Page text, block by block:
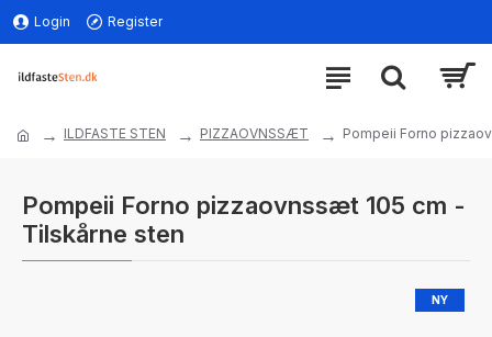
Login Register
ILDFASTE STEN PIZZAOVNSSÆT Pompeii Forno
Pompeii Forno pizzaovnssæt 105 cm -
Tilskårne sten
NY